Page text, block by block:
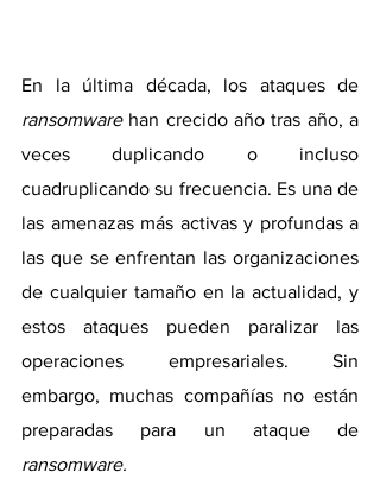
ransomware han crecido año tras año, a
veces duplicando o incluso
cuadruplicando su frecuencia. Es una de
las amenazas más activas y profundas a
las que se enfrentan las organizaciones
de cualquier tamaño en la actualidad, y
estos ataques pueden paralizar las
operaciones empresariales. Sin
embargo, muchas compañías no están
ransomware.